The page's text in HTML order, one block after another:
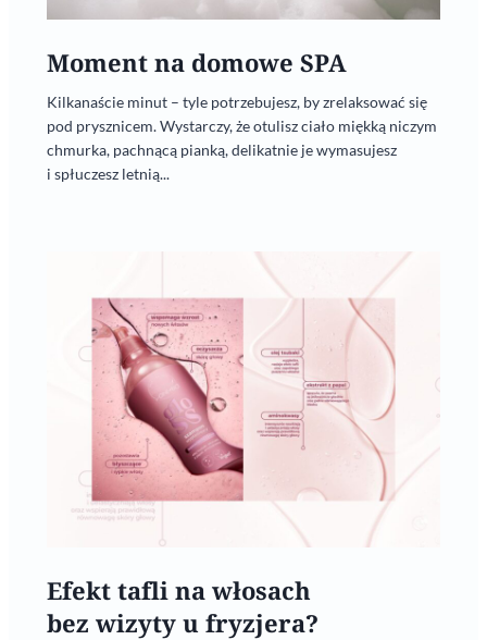
Moment na domowe SPA
Kilkanaście minut – tyle potrzebujesz, by zrelaksować się
pod prysznicem. Wystarczy, że otulisz ciało miękką niczym
chmurka, pachnącą pianką, delikatnie je wymasujesz
i spłuczesz letnią...
Efekt tafli na włosach
bez wizyty u fryzjera?